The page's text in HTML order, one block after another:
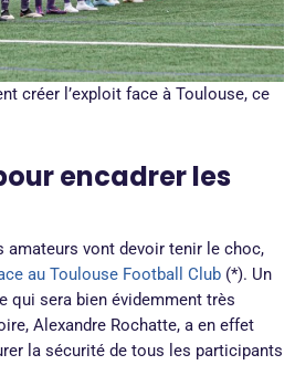
créer l’exploit face à Toulouse, ce
encadrer les
amateurs vont devoir tenir le choc,
au Toulouse Football Club (*). Un
qui sera bien évidemment très
Alexandre Rochatte, a en effet
la sécurité de tous les participants